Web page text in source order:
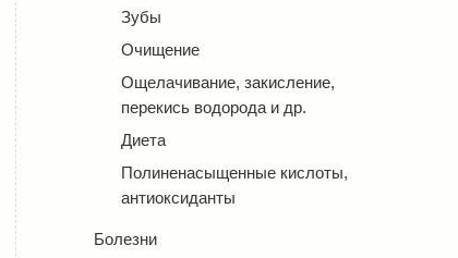
Зубы
Очищение
Ощелачивание, закисление,
перекись водорода и др.
Диета
Полиненасыщенные кислоты,
антиоксиданты
Болезни